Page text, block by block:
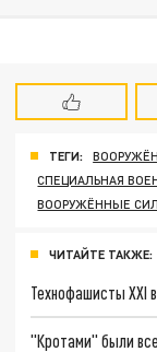
ТЕГИ:
СПЕЦИАЛЬНАЯ
ВООРУЖЁННЫЕ
ЧИТАЙТЕ ТАКЖЕ:
Технофашисты XXI
"Кротами" были